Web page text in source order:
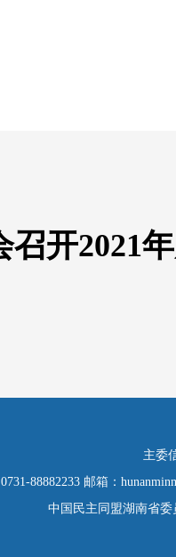
开2021
主委
88882233 邮箱：
中国民主同盟湖南省委